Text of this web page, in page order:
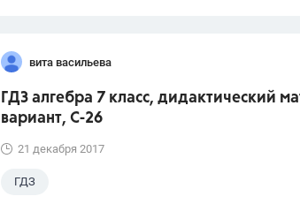
вита васильева
ГДЗ алгебра 7 класс, дидактический
вариант, С-26
21 декабря 2017
ГДЗ